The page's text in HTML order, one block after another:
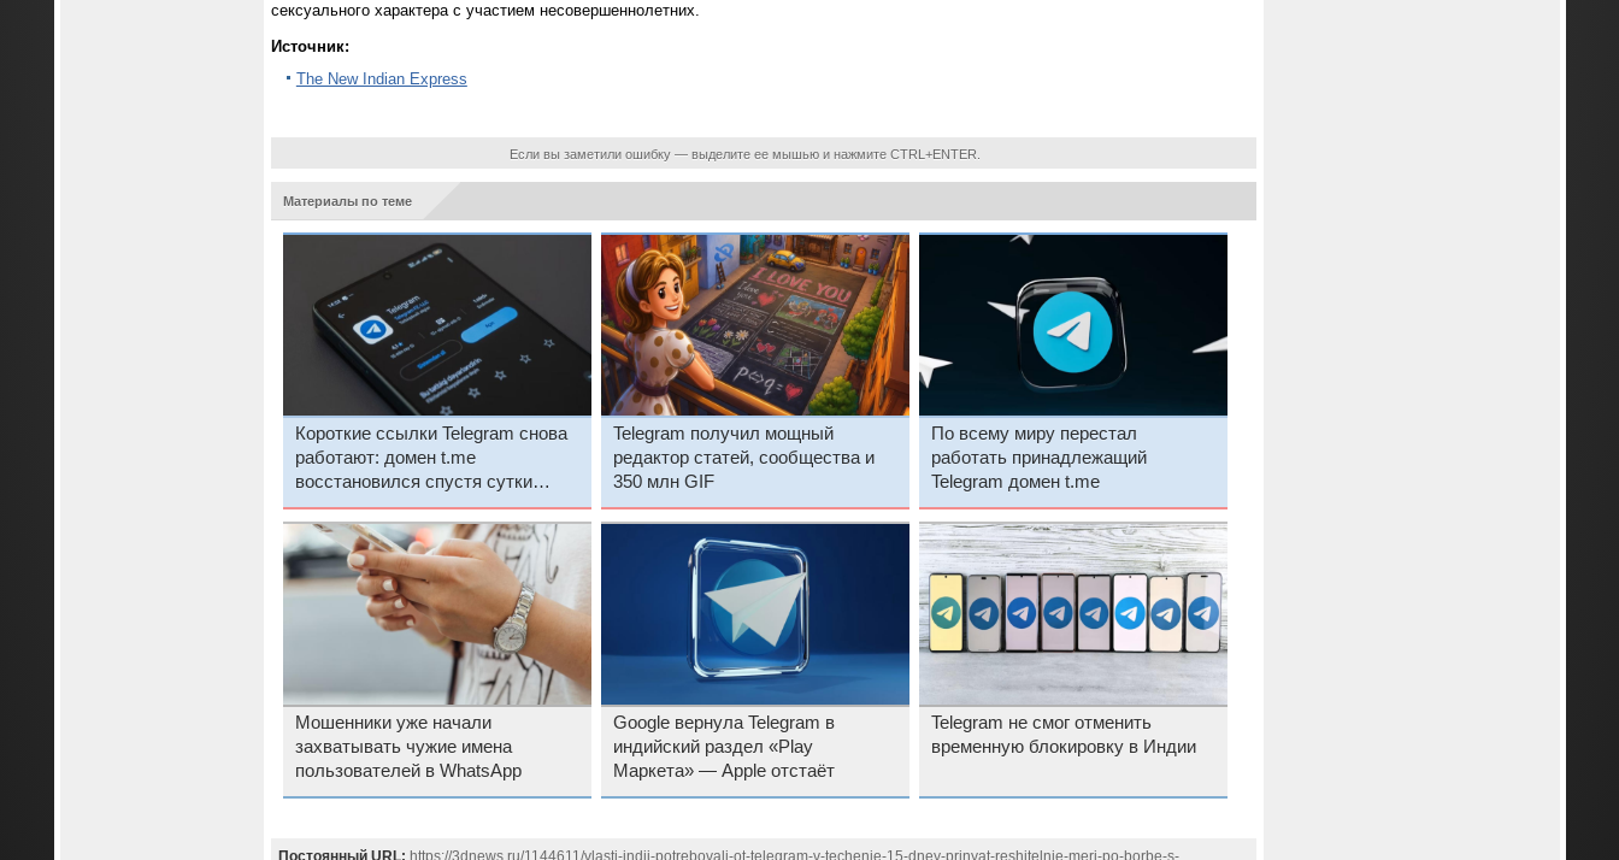
сексуального характера с участием несовершеннолетних.
Источник:
The New Indian Express
Если вы заметили ошибку — выделите ее мышью и нажмите CTRL+ENTER.
Материалы по теме
Короткие ссылки Telegram снова
работают: домен t.me
восстановился спустя сутки
после отключения
Telegram получил мощный
редактор статей, сообщества и
350 млн GIF
По всему миру перестал
работать принадлежащий
Telegram домен t.me
Мошенники уже начали
захватывать чужие имена
пользователей в WhatsApp
Google вернула Telegram в
индийский раздел «Play
Маркета» — Apple отстаёт
Telegram не смог отменить
временную блокировку в Индии
Постоянный URL: https://3dnews.ru/1144611/vlasti-indii-potrebovali-ot-telegram-v-techenie-15-dney-prinyat-reshitelnie-meri-po-borbe-s-